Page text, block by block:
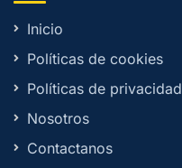
Inicio
Políticas de cookies
Políticas de privacidad
Nosotros
Contactanos